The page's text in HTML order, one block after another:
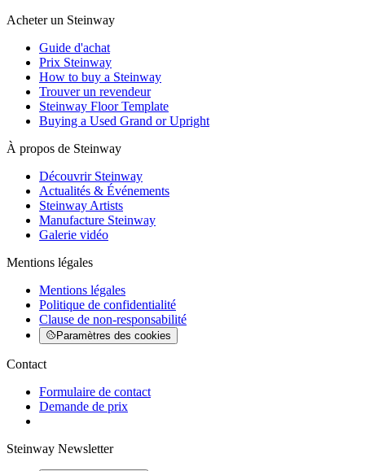
Acheter un Steinway
Guide d'achat
Prix Steinway
How to buy a Steinway
Trouver un revendeur
Steinway Floor Template
Buying a Used Grand or Upright
À propos de Steinway
Découvrir Steinway
Actualités & Événements
Steinway Artists
Manufacture Steinway
Galerie vidéo
Mentions légales
Mentions légales
Politique de confidentialité
Clause de non-responsabilité
Paramètres des cookies
Contact
Formulaire de contact
Demande de prix
Steinway Newsletter